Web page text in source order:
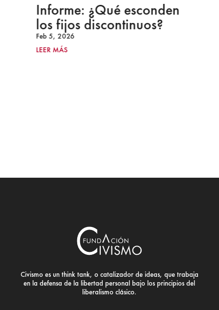
Informe: ¿Qué esconden
los fijos discontinuos?
Feb 5, 2026
LEER MÁS
Civismo es un think tank, o catalizador de ideas, que trabaja
en la defensa de la libertad personal bajo los principios del
liberalismo clásico.